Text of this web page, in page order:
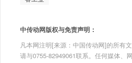
中传动网版权与免责声明：
凡本网注明[来源：中国传动网]的所有
请与0755-82949061联系。任何媒体、